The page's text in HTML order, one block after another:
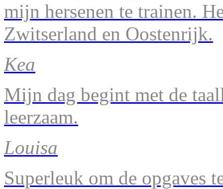
mijn hersenen te trainen.
Zwitserland en Oostenrijk.
Kea
Mijn dag begint met de
leerzaam.
Louisa
Superleuk om de opgaves